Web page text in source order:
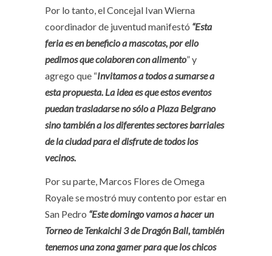
Por lo tanto, el Concejal Ivan Wierna
coordinador de juventud manifestó “Esta
feria es en beneficio a mascotas, por ello
pedimos que colaboren con alimento” y
agrego que “Invitamos a todos a sumarse a
esta propuesta. La idea es que estos eventos
puedan trasladarse no sólo a Plaza Belgrano
sino también a los diferentes sectores barriales
de la ciudad para el disfrute de todos los
vecinos.
Por su parte, Marcos Flores de Omega
Royale se mostró muy contento por estar en
San Pedro “Este domingo vamos a hacer un
Torneo de Tenkaichi 3 de Dragón Ball, también
tenemos una zona gamer para que los chicos